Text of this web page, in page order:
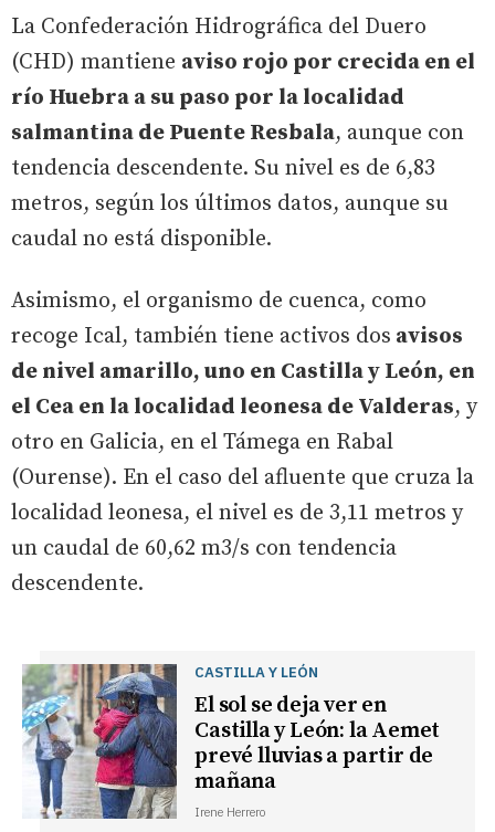
La Confederación Hidrográfica del Duero
(CHD) mantiene aviso rojo por crecida en el
río Huebra a su paso por la localidad
salmantina de Puente Resbala, aunque con
tendencia descendente. Su nivel es de 6,83
metros, según los últimos datos, aunque su
caudal no está disponible.
Asimismo, el organismo de cuenca, como
recoge Ical, también tiene activos dos avisos
de nivel amarillo, uno en Castilla y León, en
el Cea en la localidad leonesa de Valderas, y
otro en Galicia, en el Támega en Rabal
(Ourense). En el caso del afluente que cruza la
localidad leonesa, el nivel es de 3,11 metros y
un caudal de 60,62 m3/s con tendencia
descendente.
CASTILLA Y LEÓN
El sol se deja ver en
Castilla y León: la Aemet
prevé lluvias a partir de
mañana
Irene Herrero